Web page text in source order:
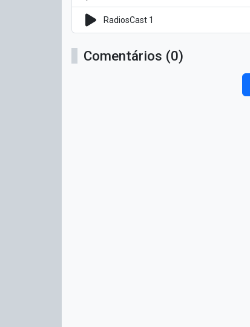
RadiosCast 1
Comentários (0)